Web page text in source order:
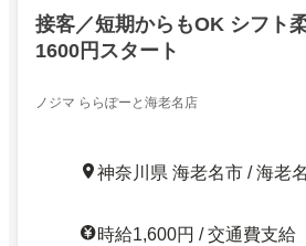
接客／短期からもOK シフト
1600円スタート
ノジマ ららぽーと海老名店
神奈川県 海老名市 / 海老
時給1,600円 / 交通費支給